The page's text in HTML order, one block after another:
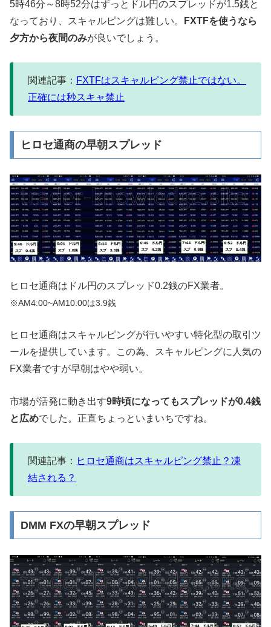
5時46分～8時52分はずっとドル円のスプレッドが1.5銭と
なっており、スキャルピングは難しい。
FXTFを使うなら
夕方から夜間のみが良いでしょう。
関連記事： FXTFはスキャルピング禁止ではない。
正確には秒スキャ禁止
ヒロセ通商の早朝スプレッド
ヒロセ通商はドル円のスプレッド0.2銭のFX業者。
※AM4:00~AM10:00は3.9銭
ヒロセ通商はスキャルピングが行いやすい特化型の取引ツ
ールを提供しています。この為、スキャルピングに人気の
FX業者ですが早朝はやや弱い。
市場が活発に動き出す9時頃になってもスプレッドが0.4銭
と広めでした。正直ちょっといまいちですね。
関連記事： ヒロセ通商はスキャルピング禁止？凍
結される？
DMM FXの早朝スプレッド